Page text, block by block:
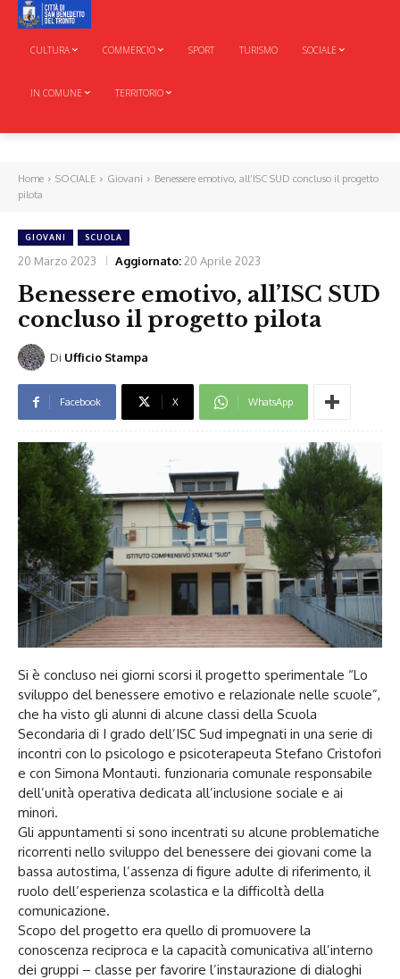
CULTURA COMMERCIO SPORT TURISMO SOCIALE
IN COMUNE TERRITORIO
Home SOCIALE Giovani
Benessere emotivo, all’ISC SUD concluso il progetto
pilota
GIOVANI SCUOLA
20 Marzo 2023 Aggiornato: 20 Aprile 2023
Benessere emotivo, all’ISC SUD
concluso il progetto pilota
Di Ufficio Stampa
Facebook X WhatsApp
Si è concluso nei giorni scorsi il progetto sperimentale “Lo
sviluppo del benessere emotivo e relazionale nelle scuole”,
che ha visto gli alunni di alcune classi della Scuola
Secondaria di I grado dell’ISC Sud impegnati in una serie di
incontri con lo psicologo e psicoterapeuta Stefano Cristofori
e con Simona Montauti. funzionaria comunale responsabile
dell’unità operativa dedicata all’inclusione sociale e ai
minori.
Gli appuntamenti si sono incentrati su alcune problematiche
ricorrenti nello sviluppo del benessere dei giovani come la
bassa autostima, l’assenza di figure adulte di riferimento, il
ruolo dell’esperienza scolastica e la difficoltà della
comunicazione.
Scopo del progetto era quello di promuovere la
conoscenza reciproca e la capacità comunicativa all’interno
dei gruppi – classe per favorire l’instaurazione di dialoghi